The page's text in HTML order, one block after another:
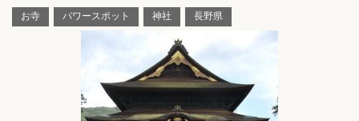
お寺 パワースポット 神社 長野県